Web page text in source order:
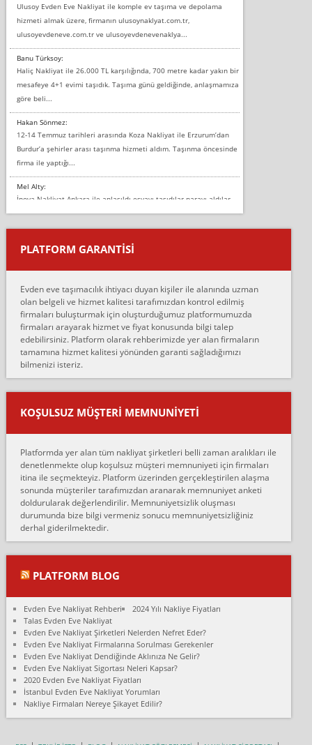
Ulusoy Evden Eve Nakliyat ile komple ev taşıma ve depolama
hizmeti almak üzere, firmanın ulusoynaklyat.com.tr,
ulusoyevdeneve.com.tr ve ulusoyevdenevenaklya...
Banu Türksoy:
Haliç Nakliyat ile 26.000 TL karşılığında, 700 metre kadar yakın bir
mesafeye 4+1 evimi taşıdık. Taşıma günü geldiğinde, anlaşmamıza
göre beli...
Hakan Sönmez:
12-14 Temmuz tarihleri arasında Koza Nakliyat ile Erzurum’dan
Burdur’a şehirler arası taşınma hizmeti aldım. Taşınma öncesinde
firma ile yaptığı...
Mel Alty:
İnova Nakliyat Ankara ile anlaşıldı eşyayı taşıdılar parayı aldılar.
Salon duvarına bir baktım birisi boydan alüminyum renkli bantı
yapıştırm...
Murat:
çalıştıklarını, müş...
Ahmet:
Lüleburgaz güngünes evden eve naklyat eşyalarımı taşımak için
anlaştık sabah eve geldiklerinde de eşyalarımı düzgün şekilde
sarcaz demelerine r...
mehmet güldü:
Ankara ALİCANLAR NAKLİYAT Tutarsız ve ticari ahlak problemleri
var verdikleri fiyat teklifini arttırdılar. Sonrasında taşıma gününde
oldukça tutarsı...
Ankara Alicanlar naklyat tel 5465524025. 2600 TL'ye ankaradan
Konya ya Alicanlar naklyat la anlaştık bu şahıs evin taşınacağı gün
fiyatın mazoto gele...
Fatih kokmese:
Diyarbakır dan eşyamı getirtmek için anlaştım sözleşme yaptım.
Son anda fiyat artırdılar.. mecburiyetten tasittim.. bu kişiler ağrılı
Ali:
olduk. Asansörlü dediler sonra uraya asansör kurulmaz dediler
fark istediler. ortada asa...
Nimet:
Ben 2021 Ağustos ilk haftası Evimi taşıdım yani İstanbul'un bir
Mahallesi'nden bir başka Mahallesi'ne yani Ümraniye bölgesinde
oturuyorum önceleri ara...
Nimet Köse:
Hancıoğlu naklyatla taşındım...
PLATFORM GARANTİSİ
Evden eve taşımacılık ihtiyacı duyan kişiler ile alanında uzman
olan belgeli ve hizmet kalitesi tarafımızdan kontrol edilmiş
firmaları buluşturmak için oluşturduğumuz platformumuzda
firmaları arayarak hizmet ve fiyat konusunda bilgi talep
edebilirsiniz. Platform olarak rehberimizde yer alan firmaların
tamamına hizmet kalitesi yönünden garanti sağladığımızı
bilmenizi isteriz.
KOŞULSUZ MÜŞTERI MEMNUNIYETI
Platformda yer alan tüm nakliyat şirketleri belli zaman aralıkları ile
denetlenmekte olup koşulsuz müşteri memnuniyeti için firmaları
itina ile seçmekteyiz. Platform üzerinden gerçekleştirilen alaşma
sonunda müşteriler tarafımızdan aranarak memnuniyet anketi
doldurularak değerlendirilir. Memnuniyetsizlik oluşması
durumunda bize bilgi vermeniz sonucu memnuniyetsizliğiniz
derhal giderilmektedir.
PLATFORM BLOG
Evden Eve Nakliyat Rehberi
2024 Yılı Nakliye Fiyatları
Talas Evden Eve Nakliyat
Evden Eve Nakliyat Şirketleri Nelerden Nefret Eder?
Evden Eve Nakliyat Firmalarına Sorulması Gerekenler
Evden Eve Nakliyat Dendiğinde Aklınıza Ne Gelir?
Evden Eve Nakliyat Sigortası Neleri Kapsar?
2020 Evden Eve Nakliyat Fiyatları
İstanbul Evden Eve Nakliyat Yorumları
Nakliye Firmaları Nereye Şikayet Edilir?